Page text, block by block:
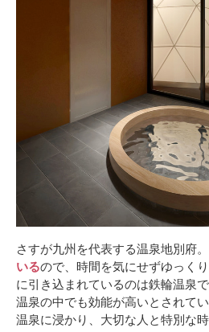
さすが九州を代表する温泉地別府。
いるので、時間を気にせずゆっく
に引き込まれているのは鉄輪温泉
温泉の中でも効能が高いとされて
温泉に浸かり、大切な人と特別な